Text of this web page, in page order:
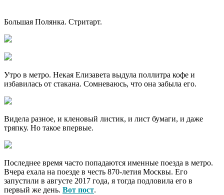
Большая Полянка. Стритарт.
Утро в метро. Некая Елизавета выдула поллитра кофе и
избавилась от стакана. Сомневаюсь, что она забыла его.
Видела разное, и кленовый листик, и лист бумаги, и даже
тряпку. Но такое впервые.
Последнее время часто попадаются именные поезда в метро.
Вчера ехала на поезде в честь 870-летия Москвы. Его
запустили в августе 2017 года, я тогда подловила его в
первый же день. Вот пост.